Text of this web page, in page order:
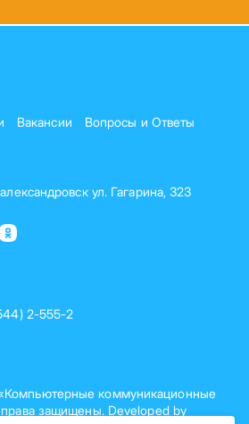
Вакансии
Вопросы и Ответы
ул. Гагарина, 323
2-555-2
коммуникационные
защищены. Developed by